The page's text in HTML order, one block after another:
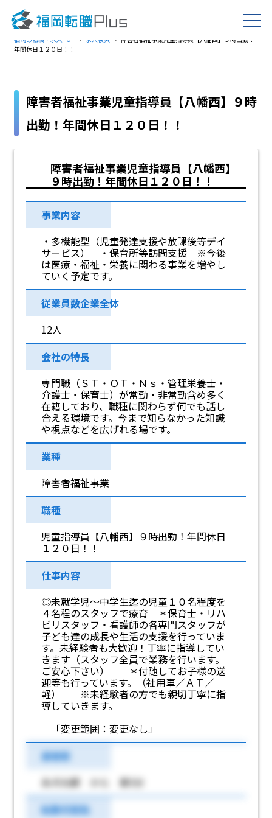
福岡の転職・求人TOP 求人検索
障害者福祉事業児童指導員【八幡西】９時出勤！
年間休日１２０日！！
障害者福祉事業児童指導員【八幡西】９時
出勤！年間休日１２０日！！
障害者福祉事業児童指導員【八幡西】
９時出勤！年間休日１２０日！！
事業内容
・多機能型（児童発達支援や放課後等デイ
サービス） ・保育所等訪問支援 ※今後
は医療・福祉・栄養に関わる事業を増やし
ていく予定です。
従業員数企業全体
12人
会社の特長
専門職（ＳＴ・ＯＴ・Ｎｓ・管理栄養士・
介護士・保育士）が常勤・非常勤含め多く
在籍しており、職種に関わらず何でも話し
合える環境です。今まで知らなかった知識
や視点などを広げれる場です。
業種
障害者福祉事業
職種
児童指導員【八幡西】９時出勤！年間休日
１２０日！！
仕事内容
◎未就学児～中学生迄の児童１０名程度を
４名程のスタッフで療育 ＊保育士・リハ
ビリスタッフ・看護師の各専門スタッフが
子ども達の成長や生活の支援を行っていま
す。未経験者も大歓迎！丁寧に指導してい
きます（スタッフ全員で業務を行います。
ご安心下さい） ＊付随してお子様の送
迎等も行っています。（社用車／ＡＴ／
軽） ※未経験者の方でも親切丁寧に指
導していきます。
「変更範囲：変更なし」
最寄駅
永犬丸駅 から 車5分
転勤可能性